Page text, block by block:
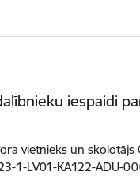
iespaidi
vietnieks un
1-LV01-KA122-ADU-